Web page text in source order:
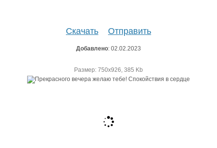
Скачать Отправить
Добавлено: 02.02.2023
Размер: 750х926, 385 Kb